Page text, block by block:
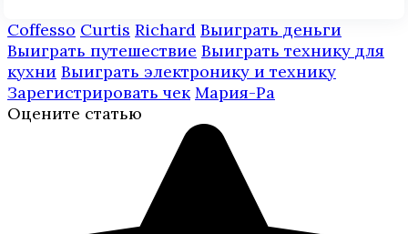
Coffesso Curtis Richard Выиграть деньги
Выиграть путешествие Выиграть технику для
кухни Выиграть электронику и технику
Зарегистрировать чек Мария-Ра
Оцените статью